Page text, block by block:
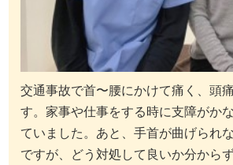
交通事故で首〜腰にかけて痛く、頭
す。家事や仕事をする時に支障がか
ていました。あと、手首が曲げられ
ですが、どう対処して良いか分から